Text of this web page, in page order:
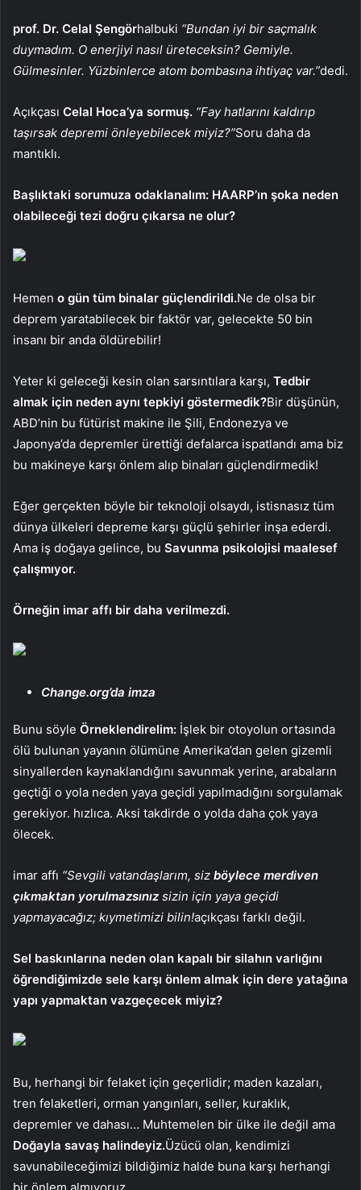
prof. Dr. Celal Şengörhalbuki “Bundan iyi bir saçmalık
duymadım. O enerjiyi nasıl üreteceksin? Gemiyle.
Gülmesinler. Yüzbinlerce atom bombasına ihtiyaç var.”dedi.
Açıkçası Celal Hoca’ya sormuş. “Fay hatlarını kaldırıp
taşırsak depremi önleyebilecek miyiz?”Soru daha da
mantıklı.
Başlıktaki sorumuza odaklanalım: HAARP’ın şoka neden
olabileceği tezi doğru çıkarsa ne olur?
Hemen o gün tüm binalar güçlendirildi.Ne de olsa bir
deprem yaratabilecek bir faktör var, gelecekte 50 bin
insanı bir anda öldürebilir!
Yeter ki geleceği kesin olan sarsıntılara karşı, Tedbir
almak için neden aynı tepkiyi göstermedik?Bir düşünün,
ABD’nin bu fütürist makine ile Şili, Endonezya ve
Japonya’da depremler ürettiği defalarca ispatlandı ama biz
bu makineye karşı önlem alıp binaları güçlendirmedik!
Eğer gerçekten böyle bir teknoloji olsaydı, istisnasız tüm
dünya ülkeleri depreme karşı güçlü şehirler inşa ederdi.
Ama iş doğaya gelince, bu Savunma psikolojisi maalesef
çalışmıyor.
Örneğin imar affı bir daha verilmezdi.
Change.org’da imza
Bunu söyle Örneklendirelim: İşlek bir otoyolun ortasında
ölü bulunan yayanın ölümüne Amerika’dan gelen gizemli
sinyallerden kaynaklandığını savunmak yerine, arabaların
geçtiği o yola neden yaya geçidi yapılmadığını sorgulamak
gerekiyor. hızlıca. Aksi takdirde o yolda daha çok yaya
ölecek.
imar affı “Sevgili vatandaşlarım, siz böylece merdiven
çıkmaktan yorulmazsınız sizin için yaya geçidi
yapmayacağız; kıymetimizi bilin!açıkçası farklı değil.
Sel baskınlarına neden olan kapalı bir silahın varlığını
öğrendiğimizde sele karşı önlem almak için dere yatağına
yapı yapmaktan vazgeçecek miyiz?
Bu, herhangi bir felaket için geçerlidir; maden kazaları,
tren felaketleri, orman yangınları, seller, kuraklık,
depremler ve dahası… Muhtemelen bir ülke ile değil ama
Doğayla savaş halindeyiz.Üzücü olan, kendimizi
savunabileceğimizi bildiğimiz halde buna karşı herhangi
bir önlem almıyoruz.